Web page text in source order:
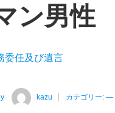
ン男性
委任及び遺言
kazu カテゴリー: —